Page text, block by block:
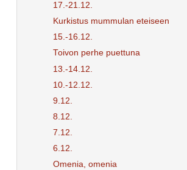
17.-21.12.
Kurkistus mummulan eteiseen
15.-16.12.
Toivon perhe puettuna
13.-14.12.
10.-12.12.
9.12.
8.12.
7.12.
6.12.
Omenia, omenia